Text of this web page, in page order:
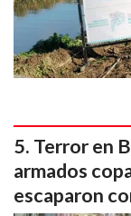
Terror en
armados
escaparon